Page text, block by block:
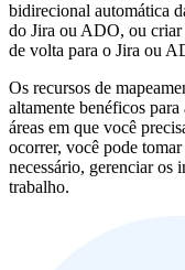
bidirecional automática
do Jira ou ADO, ou criar
de volta para o Jira ou
Os recursos de
altamente benéficos
áreas em que você
ocorrer, você pode
necessário, gerenciar os
trabalho.